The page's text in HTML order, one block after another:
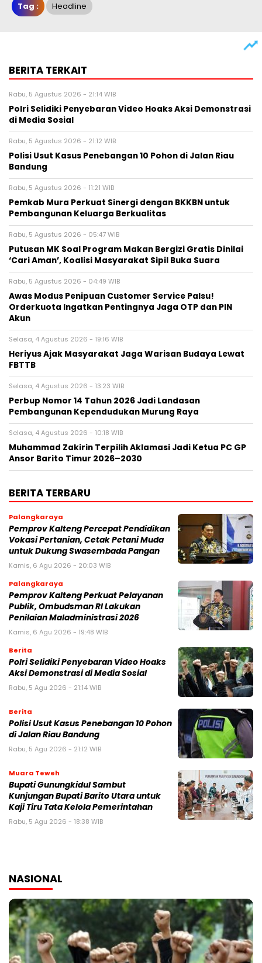
Tag : Headline
BERITA TERKAIT
Rabu, 5 Agustus 2026 - 21:14 WIB
Polri Selidiki Penyebaran Video Hoaks Aksi Demonstrasi
di Media Sosial
Rabu, 5 Agustus 2026 - 21:12 WIB
Polisi Usut Kasus Penebangan 10 Pohon di Jalan Riau
Bandung
Rabu, 5 Agustus 2026 - 11:21 WIB
Pemkab Mura Perkuat Sinergi dengan BKKBN untuk
Pembangunan Keluarga Berkualitas
Rabu, 5 Agustus 2026 - 05:47 WIB
Putusan MK Soal Program Makan Bergizi Gratis Dinilai
‘Cari Aman’, Koalisi Masyarakat Sipil Buka Suara
Rabu, 5 Agustus 2026 - 04:49 WIB
Awas Modus Penipuan Customer Service Palsu!
Orderkuota Ingatkan Pentingnya Jaga OTP dan PIN
Akun
Selasa, 4 Agustus 2026 - 19:16 WIB
Heriyus Ajak Masyarakat Jaga Warisan Budaya Lewat
FBTTB
Selasa, 4 Agustus 2026 - 13:23 WIB
Perbup Nomor 14 Tahun 2026 Jadi Landasan
Pembangunan Kependudukan Murung Raya
Selasa, 4 Agustus 2026 - 10:18 WIB
Muhammad Zakirin Terpilih Aklamasi Jadi Ketua PC GP
Ansor Barito Timur 2026–2030
BERITA TERBARU
Palangkaraya
Pemprov Kalteng Percepat Pendidikan
Vokasi Pertanian, Cetak Petani Muda
untuk Dukung Swasembada Pangan
Kamis, 6 Agu 2026 - 20:03 WIB
Palangkaraya
Pemprov Kalteng Perkuat Pelayanan
Publik, Ombudsman RI Lakukan
Penilaian Maladministrasi 2026
Kamis, 6 Agu 2026 - 19:48 WIB
Berita
Polri Selidiki Penyebaran Video Hoaks
Aksi Demonstrasi di Media Sosial
Rabu, 5 Agu 2026 - 21:14 WIB
Berita
Polisi Usut Kasus Penebangan 10 Pohon
di Jalan Riau Bandung
Rabu, 5 Agu 2026 - 21:12 WIB
Muara Teweh
Bupati Gunungkidul Sambut
Kunjungan Bupati Barito Utara untuk
Kaji Tiru Tata Kelola Pemerintahan
Rabu, 5 Agu 2026 - 18:38 WIB
NASIONAL